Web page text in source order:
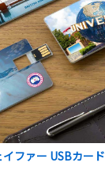
イファー USBカード